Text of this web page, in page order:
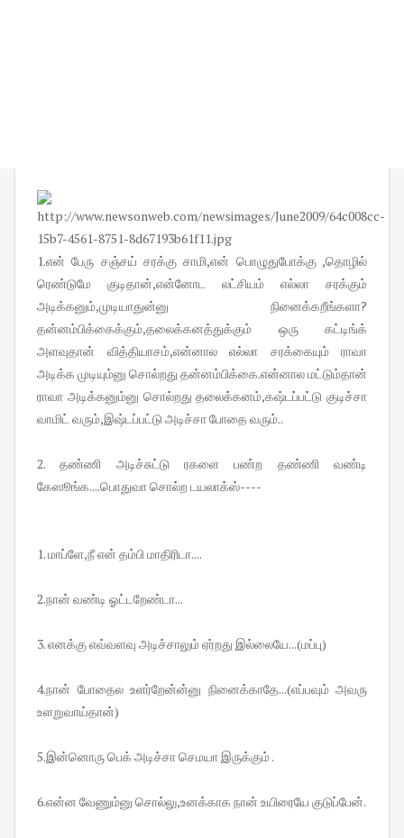
1.என் பேரு சஞ்சய் சரக்கு சாமி,என் பொழுதுபோக்கு ,தொழில்
ரெண்டுமே குடிதான்,என்னோட லட்சியம் எல்லா சரக்கும்
அடிக்கனும்,முடியாதுன்னு நினைக்கறீங்களா?
தன்னம்பிக்கைக்கும்,தலைக்கனத்துக்கும் ஒரு கட்டிங்க்
அளவுதான் வித்தியாசம்,என்னால எல்லா சரக்கையும் ராவா
அடிக்க முடியும்னு சொல்றது தன்னம்பிக்கை.என்னால மட்டும்தான்
ராவா அடிக்கனும்னு சொல்றது தலைக்கனம்,கஷ்டப்பட்டு குடிச்சா
வாமிட் வரும்,இஷ்டப்பட்டு அடிச்சா போதை வரும்..
2. தண்ணி அடிச்சுட்டு ரகளை பண்ற தண்ணி வண்டி
கேஸூங்க....பொதுவா சொல்ற டயலாக்ஸ்----
1. மாப்ளே,நீ என் தம்பி மாதிரிடா....
2.நான் வண்டி ஓட்டறேண்டா...
3. எனக்கு எவ்வளவு அடிச்சாலும் ஏர்றது இல்லையே...(மப்பு)
4.நான் போதைல உளர்றேன்ன்னு நினைக்காதே...(எப்பவும் அவரு
உளறுவாய்தான்)
5.இன்னொரு பெக் அடிச்சா செமயா இருக்கும் .
6.என்ன வேணும்னு சொல்லு,உனக்காக நான் உயிரையே குடுப்பேன்.